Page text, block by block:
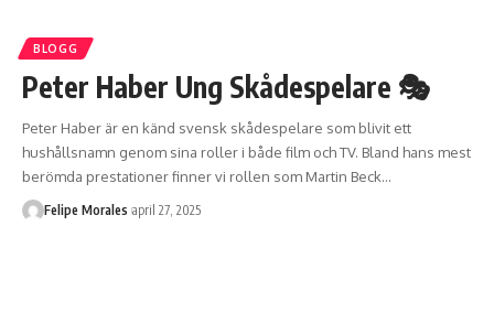
BLOGG
Peter Haber Ung Skådespelare 🎭
Peter Haber är en känd svensk skådespelare som blivit ett
hushållsnamn genom sina roller i både film och TV. Bland hans mest
berömda prestationer finner vi rollen som Martin Beck…
Felipe Morales april 27, 2025